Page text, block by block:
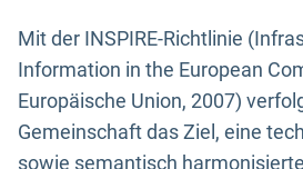
Mit der INSPIRE-Richtlinie
Information in the European
Europäische Union, 2007)
Gemeinschaft das Ziel, eine
sowie semantisch